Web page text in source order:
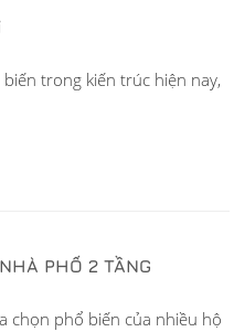
trong kiến trúc hiện nay,
PHỐ 2 TẦNG
chọn phổ biến của nhiều hộ